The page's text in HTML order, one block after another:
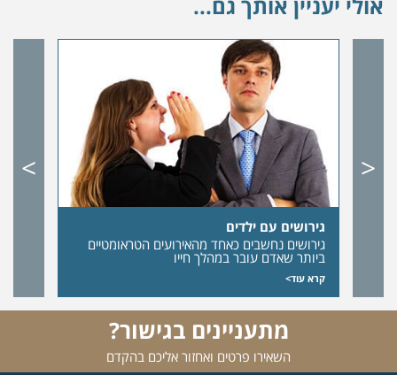
>
גירושים עם ילדים
גירושים נחשבים כאחד מהאירועים הטראומטיים
ביותר שאדם עובר במהלך חייו
קרא עוד>
<
מתעניינים בגישור?
השאירו פרטים ואחזור אליכם בהקדם